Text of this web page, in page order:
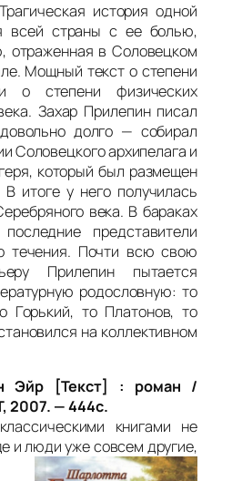
история одной
всей страны с ее болью,
отраженная в Соловецком
Мощный текст о степени
о степени физических
Захар Прилепин писал
долго — собирал
Соловецкого архипелага и
который был размещен
итоге у него получилась
века. В бараках
представители
течения. Почти всю свою
Прилепин пытается
родословную: то
Горький, то Платонов, то
на коллективном
Эйр [Текст] : роман /
2007. — 444с.
книгами не
и люди уже совсем другие,